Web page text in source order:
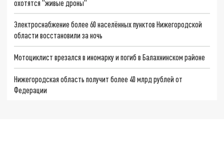
охотятся "живые дроны"
Электроснабжение более 60 населённых пунктов Нижегородской
области восстановили за ночь
Мотоциклист врезался в иномарку и погиб в Балахнинском районе
Нижегородская область получит более 40 млрд рублей от
Федерации